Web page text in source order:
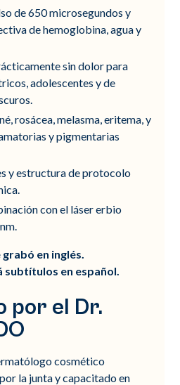
de 650 microsegundos y
de hemoglobina, agua y
sin dolor para
adolescentes y de
rosácea, melasma, eritema, y
y pigmentarias
y estructura de protocolo
con el láser erbio
en inglés.
en español.
por el Dr.
cosmético
la junta y capacitado en